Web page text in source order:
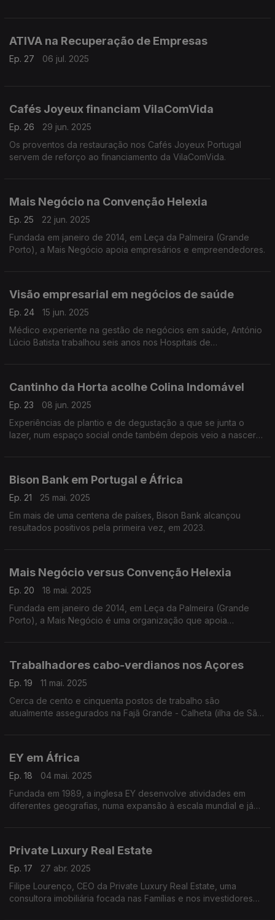
ATIVA na Recuperação de Empresas
Ep. 27 06 jul. 2025
Cafés Joyeux financiam VilaComVida
Ep. 26
29 jun. 2025
Os proventos da restauração nos Cafés Joyeux Portugal
servem de reforço ao financiamento da VilaComVida.
Mais Negócio na Convenção Helexia
Ep. 25
22 jun. 2025
Fundada em janeiro de 2014, em Leça da Palmeira (Grande
Porto), a Mais Negócio apoia empresários e empreendedores.
Visão empresarial em negócios de saúde
Ep. 24
15 jun. 2025
Médico experiente na gestão de negócios em saúde, António
Lúcio Batista trabalhou seis anos nos Hospitais de
Cantinho da Horta acolhe Colina Indomável
Ep. 23
08 jun. 2025
Experiências de plantio e de degustação a que se junta o
lazer, num espaço social onde também depois veio a nascer
Bison Bank em Portugal e África
Ep. 21
25 mai. 2025
Em mais de uma centena de países, Bison Bank alcançou
resultados positivos pela primeira vez, em 2023.
Mais Negócio versus Convenção Helexia
Ep. 20
18 mai. 2025
Fundada em janeiro de 2014, em Leça da Palmeira (Grande
Porto), a Mais Negócio é uma organização que apoia
Trabalhadores cabo-verdianos nos Açores
Ep. 19
11 mai. 2025
Cerca de cento e cinquenta postos de trabalho são
atualmente assegurados na Fajã Grande - Calheta (ilha de São
EY em África
Ep. 18
04 mai. 2025
Fundada em 1989, a inglesa EY desenvolve atividades em
diferentes geografias, numa expansão à escala mundial e já
Private Luxury Real Estate
Ep. 17
27 abr. 2025
Filipe Lourenço, CEO da Private Luxury Real Estate, uma
consultora imobiliária focada nas Famílias e nos investidores